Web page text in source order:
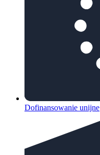
Dofinansowanie unijne